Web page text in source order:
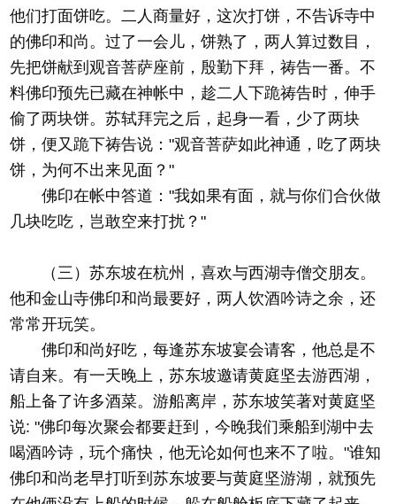
他们打面饼吃。二人商量好，这次打饼，不告诉寺中
的佛印和尚。过了一会儿，饼熟了，两人算过数目，
先把饼献到观音菩萨座前，殷勤下拜，祷告一番。不
料佛印预先已藏在神帐中，趁二人下跪祷告时，伸手
偷了两块饼。苏轼拜完之后，起身一看，少了两块
饼，便又跪下祷告说："观音菩萨如此神通，吃了两块
饼，为何不出来见面？"
佛印在帐中答道："我如果有面，就与你们合伙做
几块吃吃，岂敢空来打扰？"
（三）苏东坡在杭州，喜欢与西湖寺僧交朋友。
他和金山寺佛印和尚最要好，两人饮酒吟诗之余，还
常常开玩笑。
佛印和尚好吃，每逢苏东坡宴会请客，他总是不
请自来。有一天晚上，苏东坡邀请黄庭坚去游西湖，
船上备了许多酒菜。游船离岸，苏东坡笑著对黄庭坚
说: "佛印每次聚会都要赶到，今晚我们乘船到湖中去
喝酒吟诗，玩个痛快，他无论如何也来不了啦。"谁知
佛印和尚老早打听到苏东坡要与黄庭坚游湖，就预先